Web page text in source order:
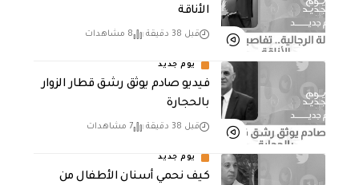
الأناقة
قبل 38 دقيقة 8 مشاهدات
يوم جديد
فيديو صادم يوثق رشق قطار الزوار
بالحجارة
قبل 38 دقيقة 7 مشاهدات
يوم جديد
كيف نحمي أسنان الأطفال من